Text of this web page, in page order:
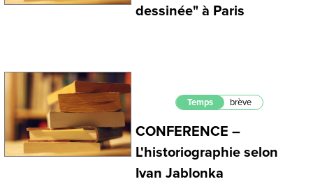
dessinée" à Paris
Temps brève
CONFERENCE –
L'historiographie selon
Ivan Jablonka